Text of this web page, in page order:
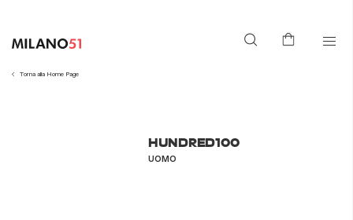
Torna alla Home Page
HUNDRED100
UOMO